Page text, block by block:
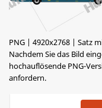
PNG | 4920x2768 | Satz
Nachdem Sie das Bild
hochauflösende PNG-
anfordern.